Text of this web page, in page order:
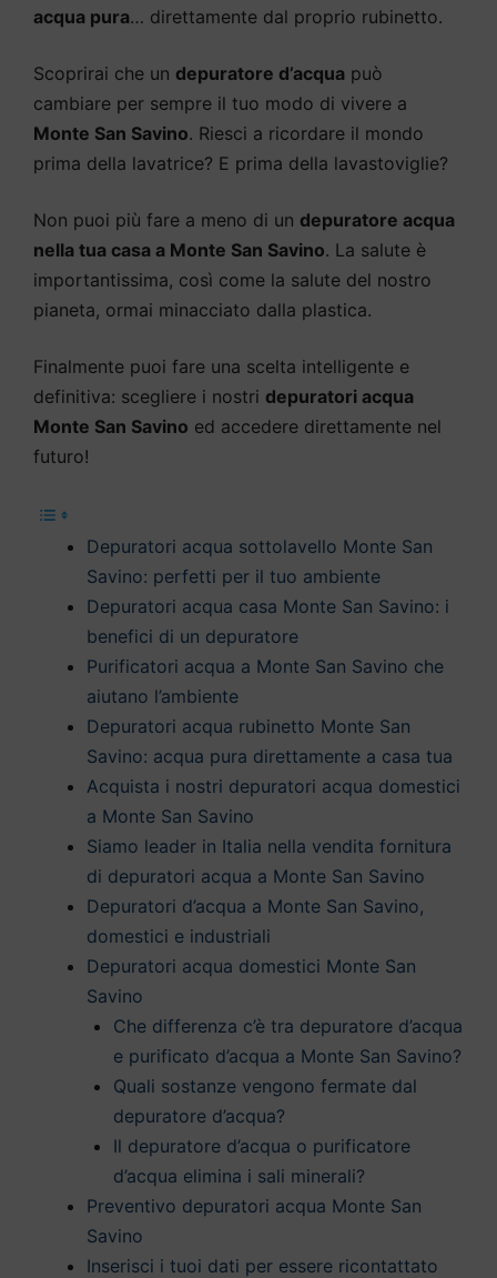
acqua pura… direttamente dal proprio rubinetto.
Scoprirai che un depuratore d’acqua può
cambiare per sempre il tuo modo di vivere a
Monte San Savino. Riesci a ricordare il mondo
prima della lavatrice? E prima della lavastoviglie?
Non puoi più fare a meno di un depuratore acqua
nella tua casa a Monte San Savino. La salute è
importantissima, così come la salute del nostro
pianeta, ormai minacciato dalla plastica.
Finalmente puoi fare una scelta intelligente e
definitiva: scegliere i nostri depuratori acqua
Monte San Savino ed accedere direttamente nel
futuro!
Depuratori acqua sottolavello Monte San
Savino: perfetti per il tuo ambiente
Depuratori acqua casa Monte San Savino: i
benefici di un depuratore
Purificatori acqua a Monte San Savino che
aiutano l’ambiente
Depuratori acqua rubinetto Monte San
Savino: acqua pura direttamente a casa tua
Acquista i nostri depuratori acqua domestici
a Monte San Savino
Siamo leader in Italia nella vendita fornitura
di depuratori acqua a Monte San Savino
Depuratori d’acqua a Monte San Savino,
domestici e industriali
Depuratori acqua domestici Monte San
Savino
Che differenza c’è tra depuratore d’acqua
e purificato d’acqua a Monte San Savino?
Quali sostanze vengono fermate dal
depuratore d’acqua?
Il depuratore d’acqua o purificatore
d’acqua elimina i sali minerali?
Preventivo depuratori acqua Monte San
Savino
Inserisci i tuoi dati per essere ricontattato